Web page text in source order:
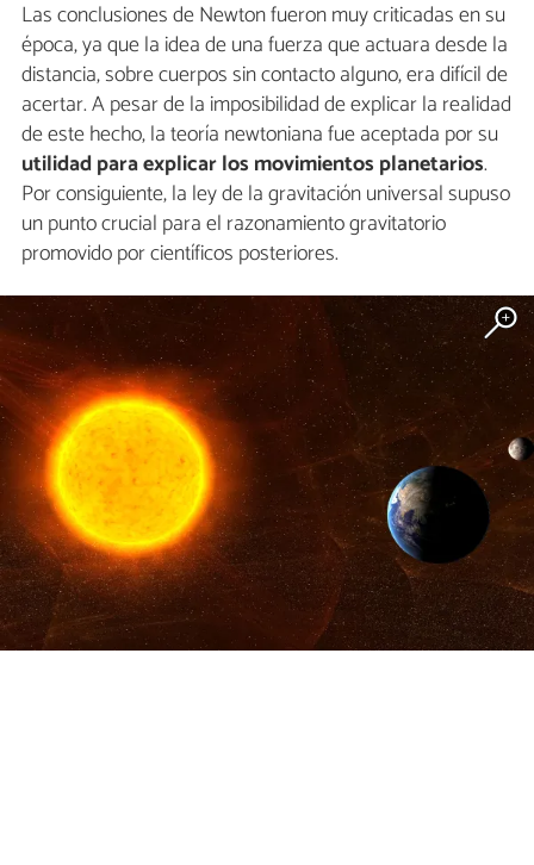
Las conclusiones de Newton fueron muy criticadas en su
época, ya que la idea de una fuerza que actuara desde la
distancia, sobre cuerpos sin contacto alguno, era difícil de
acertar. A pesar de la imposibilidad de explicar la realidad
de este hecho, la teoría newtoniana fue aceptada por su
utilidad para explicar los movimientos planetarios.
Por consiguiente, la ley de la gravitación universal supuso
un punto crucial para el razonamiento gravitatorio
promovido por científicos posteriores.